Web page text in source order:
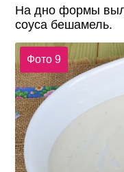
На дно формы
соуса бешамель.
Фото 9